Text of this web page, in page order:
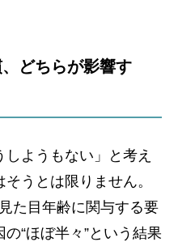
どちらが影響す
しようもない」と考え
うとは限りません。
た目年齢に関与する要
“ほぼ半々”という結果